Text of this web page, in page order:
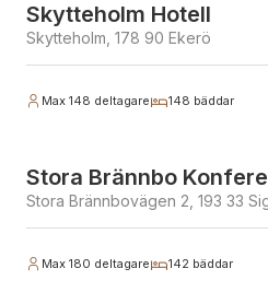
Skytteholm Hotell
Skytteholm, 178 90 Ekerö
Max 148 deltagare 148 bäddar
Stora Brännbo
Stora Brännbovägen 2, 193 33
Max 180 deltagare 142 bäddar